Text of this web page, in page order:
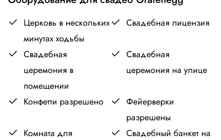
Церковь в нескольких
минутах ходьбы
Свадебная лицензия
Свадебная
церемония в
помещении
Свадебная
церемония на улице
Конфетти разрешено
Фейерверки
разрешены
Комната для
Свадебный банкет на